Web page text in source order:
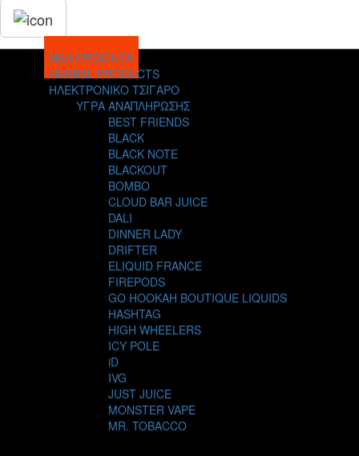
ΝΕΑ ΠΡΟΪΟΝΤΑ
HERBAL PRODUCTS
ΗΛΕΚΤΡΟΝΙΚΟ ΤΣΙΓΑΡΟ
ΥΓΡΑ ΑΝΑΠΛΗΡΩΣΗΣ
BEST FRIENDS
BLACK
BLACK NOTE
BLACKOUT
BOMBO
CLOUD BAR JUICE
DALI
DINNER LADY
DRIFTER
ELIQUID FRANCE
FIREPODS
GO HOOKAH BOUTIQUE LIQUIDS
HASHTAG
HIGH WHEELERS
ICY POLE
iD
IVG
JUST JUICE
MONSTER VAPE
MR. TOBACCO